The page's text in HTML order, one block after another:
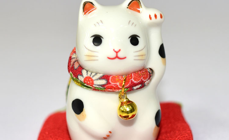
每筆NT$65，滿NT$999(含以上)免運費
每筆NT$100，滿NT$999(含以上)免運費